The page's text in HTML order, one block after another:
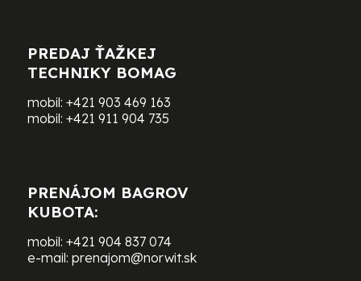
PREDAJ ŤAŽKEJ
TECHNIKY BOMAG
mobil: +421 903 469 163
mobil: +421 911 904 735
PRENÁJOM BAGROV
KUBOTA:
mobil: +421 904 837 074
e-mail: prenajom@norwit.sk